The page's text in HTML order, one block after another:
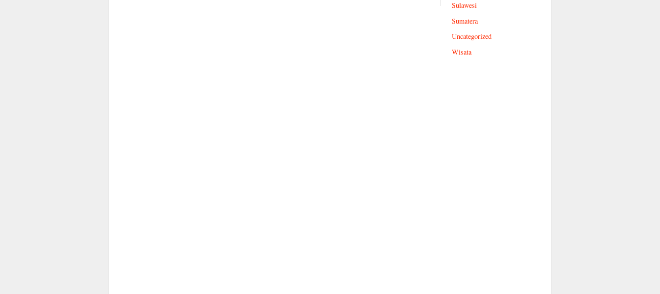
Sulawesi
Sumatera
Uncategorized
Wisata